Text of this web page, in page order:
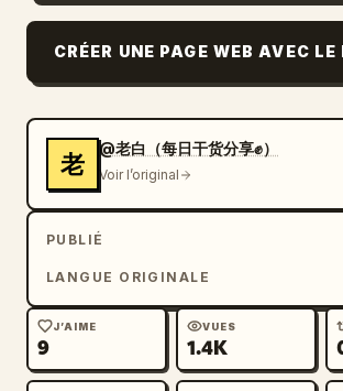
CRÉER UNE PAGE WEB AVEC LE
老
@老白（每日干货分享✊）
Voir l’original
PUBLIÉ
LANGUE ORIGINALE
J’AIME
9
VUES
1.4K